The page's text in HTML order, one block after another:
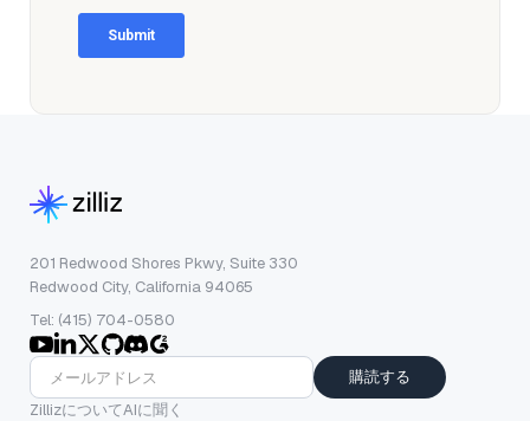
201 Redwood Shores Pkwy, Suite 330
Redwood City, California 94065
Tel: (415) 704-0580
購読する
ZillizについてAIに聞く